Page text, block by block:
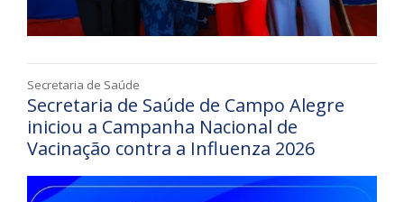
Secretaria de Saúde
Secretaria de Saúde de Campo Alegre
iniciou a Campanha Nacional de
Vacinação contra a Influenza 2026